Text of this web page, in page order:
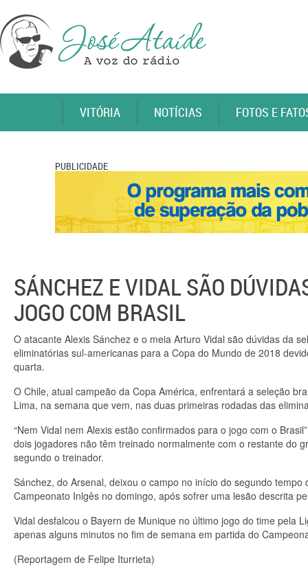
VITÓRIA NOTÍCIAS FOTOS E
PUBLICIDADE
SÁNCHEZ E VIDAL SÃO
JOGO COM BRASIL
O atacante Alexis Sánchez e o meia Arturo Vidal são dúvidas da
eliminatórias sul-americanas para a Copa do Mundo de 2018
quarta.
O Chile, atual campeão da Copa América, enfrentará a seleção
Lima, na semana que vem, nas duas primeiras rodadas das
“Nem Vidal nem Alexis estão confirmados para o jogo com o
dois jogadores não têm treinado normalmente com o restante do
segundo o treinador.
Sánchez, do Arsenal, deixou o campo no início do segundo
Campeonato Inlgês no domingo, após sofrer uma lesão descrita
Vidal desfalcou o Bayern de Munique no último jogo do time pela
apenas alguns minutos no fim de semana em partida do
(Reportagem de Felipe Iturrieta)